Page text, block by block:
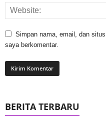
Simpan nama, email, dan
saya berkomentar.
BERITA TERBARU